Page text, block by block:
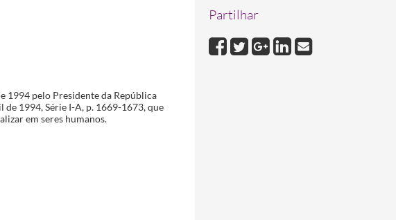
e de países terceiros na Ordem dos Farmacêuticos
1994-04-28/1994-04-28
Partilhar
1994 pelo Presidente da República
de 1994, Série I-A, p. 1669-1673, que
em seres humanos.